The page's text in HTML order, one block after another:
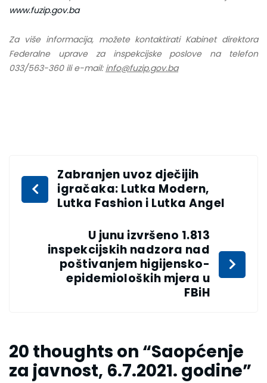
www.fuzip.gov.ba
Za više informacija, možete kontaktirati Kabinet direktora
Federalne uprave za inspekcijske poslove na telefon
033/563-360 ili e-mail: info@fuzip.gov.ba
Zabranjen uvoz dječijih
igračaka: Lutka Modern,
Lutka Fashion i Lutka Angel
U junu izvršeno 1.813
inspekcijskih nadzora nad
poštivanjem higijensko-
epidemioloških mjera u
FBiH
20 thoughts on “Saopćenje
za javnost, 6.7.2021. godine”